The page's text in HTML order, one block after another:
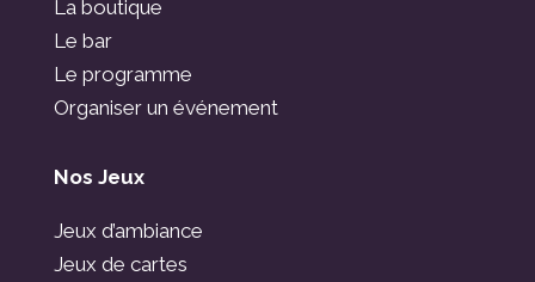
La boutique
Le bar
Le programme
Organiser un événement
Nos Jeux
Jeux d’ambiance
Jeux de cartes